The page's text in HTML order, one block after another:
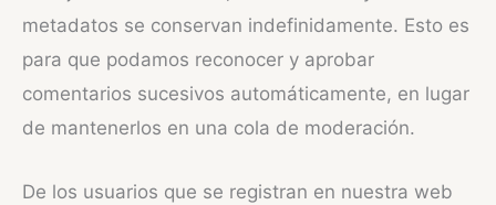
metadatos se conservan indefinidamente. Esto es
para que podamos reconocer y aprobar
comentarios sucesivos automáticamente, en lugar
de mantenerlos en una cola de moderación.
De los usuarios que se registran en nuestra web